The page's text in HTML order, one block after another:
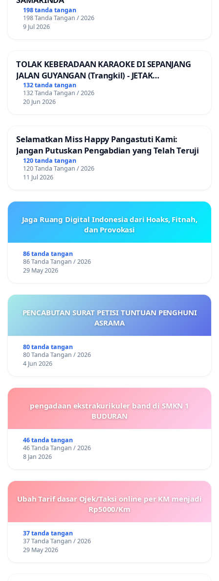
198 tanda tangan
198 Tanda Tangan / 2026
9 Jul 2026
TOLAK KEBERADAAN KARAOKE DI SEPANJANG
JALAN GUYANGAN (Trangkil) - JETAK
(Wedarijaksa) Kab. PATI
132 tanda tangan
132 Tanda Tangan / 2026
20 Jun 2026
Selamatkan Miss Happy Pangastuti Kami:
Jangan Putuskan Pengabdian yang Telah Teruji
120 tanda tangan
120 Tanda Tangan / 2026
11 Jul 2026
Jaga Ruang Digital Indonesia dari Hoaks, Fitnah,
dan Provokasi
86 tanda tangan
86 Tanda Tangan / 2026
29 May 2026
PENCABUTAN SURAT PETISI TUNTUAN PENGHUNI
ASRAMA
80 tanda tangan
80 Tanda Tangan / 2026
4 Jun 2026
pengadaan ekstrakurikuler band di SMKN 1
BUDURAN
46 tanda tangan
46 Tanda Tangan / 2026
8 Jan 2026
Ubah Tarif dasar Ojek/Taksi online per KM menjadi
Rp5000/Km
37 tanda tangan
37 Tanda Tangan / 2026
29 May 2026